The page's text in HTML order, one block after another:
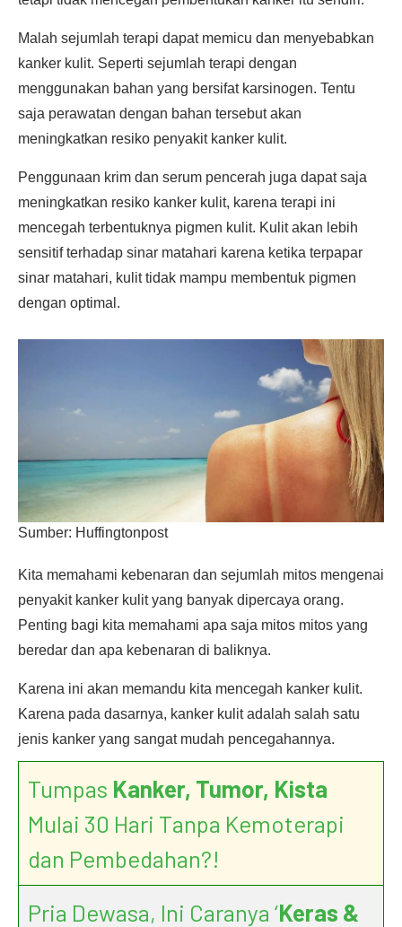
Malah sejumlah terapi dapat memicu dan menyebabkan
kanker kulit. Seperti sejumlah terapi dengan
menggunakan bahan yang bersifat karsinogen. Tentu
saja perawatan dengan bahan tersebut akan
meningkatkan resiko penyakit kanker kulit.
Penggunaan krim dan serum pencerah juga dapat saja
meningkatkan resiko kanker kulit, karena terapi ini
mencegah terbentuknya pigmen kulit. Kulit akan lebih
sensitif terhadap sinar matahari karena ketika terpapar
sinar matahari, kulit tidak mampu membentuk pigmen
dengan optimal.
Sumber: Huffingtonpost
Kita memahami kebenaran dan sejumlah mitos mengenai
penyakit kanker kulit yang banyak dipercaya orang.
Penting bagi kita memahami apa saja mitos mitos yang
beredar dan apa kebenaran di baliknya.
Karena ini akan memandu kita mencegah kanker kulit.
Karena pada dasarnya, kanker kulit adalah salah satu
jenis kanker yang sangat mudah pencegahannya.
Tumpas Kanker, Tumor, Kista
Mulai 30 Hari Tanpa Kemoterapi
dan Pembedahan?!
Pria Dewasa, Ini Caranya ‘Keras &